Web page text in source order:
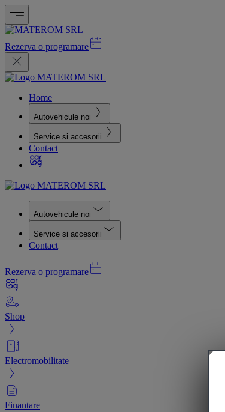
Rezerva o programare
Home
Autovehicule noi
Service si accesorii
Contact
Autovehicule noi
Service si accesorii
Contact
Rezerva o programare
Shop
Electromobilitate
Finantare